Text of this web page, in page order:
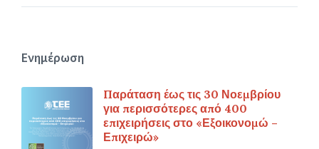
Ενημέρωση
Παράταση έως τις 30 Νοεμβρίου
για περισσότερες από 400
επιχειρήσεις στο «Εξοικονομώ –
Επιχειρώ»